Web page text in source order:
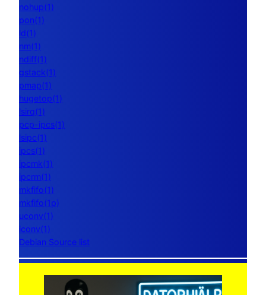
nohup(1)
pon(1)
ld(1)
nm(1)
ndiff(1)
gstack(1)
pmap(1)
hugetop(1)
lsirq(1)
pcp-ipcs(1)
lsipc(1)
ipcs(1)
ipcmk(1)
ipcrm(1)
mkfifo(1)
mkfifo(1p)
uconv(1)
iconv(1)
Debian Source list